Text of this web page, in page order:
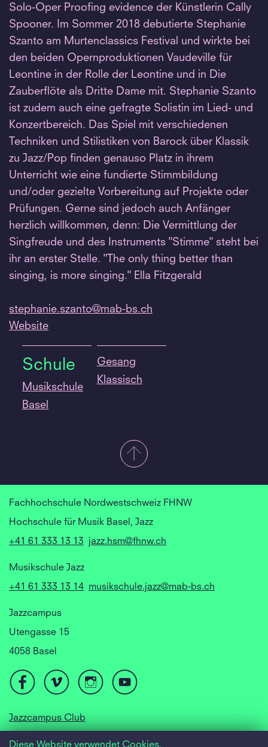
Solo-Oper Proofing evidence der Künstlerin Cally
Spooner. Im Sommer 2018 debutierte Stephanie
Szanto am Murtenclassics Festival und wirkte bei
den beiden Opernproduktionen Vaudeville für
Leontine in der Rolle der Leontine und in Die
Zauberflöte als Dritte Dame mit. Stephanie Szanto
ist zudem auch eine gefragte Solistin im Lied- und
Konzertbereich. Das Spiel mit verschiedenen
Techniken und Stilistiken von Barock über Klassik
zu Jazz/Pop finden genauso Platz in ihrem
Unterricht wie eine fundierte Stimmbildung
und/oder gezielte Vorbereitung auf Projekte oder
Prüfungen. Gerne sind jedoch auch Anfänger
herzlich willkommen, denn: Die Vermittlung der
Singfreude und des Instruments "Stimme" steht bei
ihr an erster Stelle. "The only thing better than
singing, is more singing." Ella Fitzgerald
stephanie.szanto@mab-bs.ch
Website
Schule
Musikschule
Basel
Gesang
Klassisch
Fachhochschule Nordwestschweiz FHNW
Hochschule für Musik Basel, Jazz
+41 61 333 13 13
jazz.hsm@fhnw.ch
Musikschule Jazz
+41 61 333 13 14 musikschule.jazz@mab-bs.ch
Jazzcampus
Utengasse 15
4058 Basel
Jazzcampus Club